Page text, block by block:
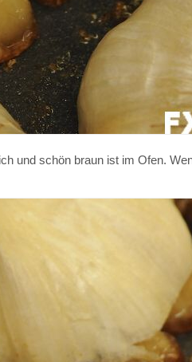
und schön braun ist im Ofen.